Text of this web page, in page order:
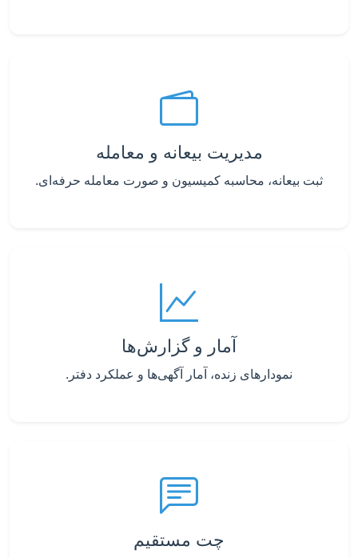
مدیریت بیعانه و معامله
ثبت بیعانه، محاسبه کمیسیون و صورت معامله حرفه‌ای.
آمار و گزارش‌ها
نمودارهای زنده، آمار آگهی‌ها و عملکرد دفتر.
چت مستقیم